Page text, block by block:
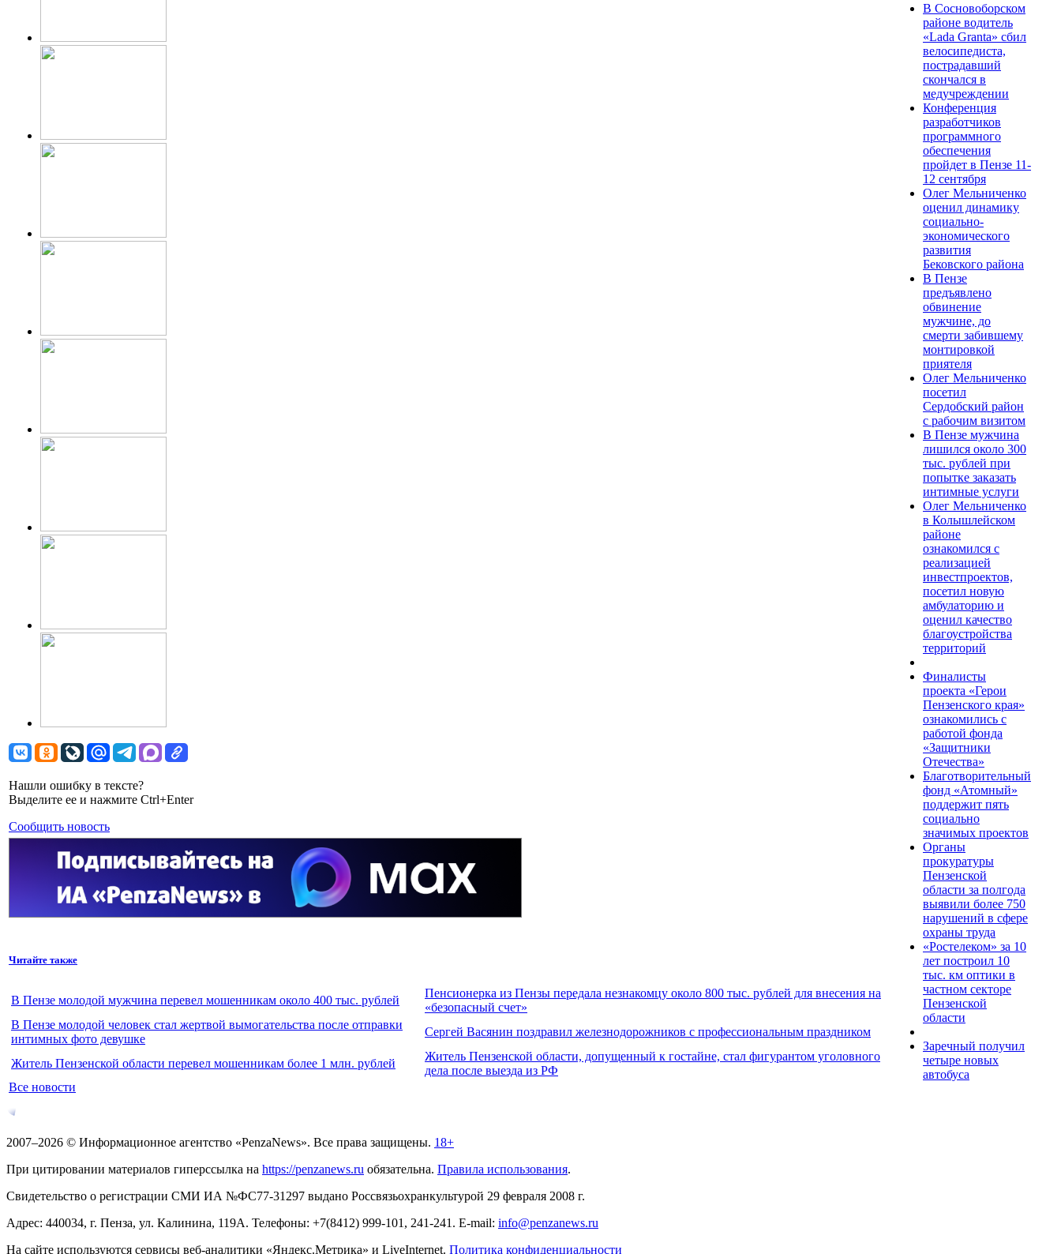
Нашли ошибку в тексте?
Выделите ее и нажмите Ctrl+Enter
Сообщить новость
Читайте также
В Пензе молодой мужчина перевел мошенникам около 400 тыс. рублей
Пенсионерка из Пензы передала незнакомцу около 800 тыс. рублей для внесения на
«безопасный счет»
В Пензе молодой человек стал жертвой вымогательства после отправки
интимных фото девушке
Сергей Васянин поздравил железнодорожников с профессиональным праздником
Житель Пензенской области перевел мошенникам более 1 млн. рублей
Житель Пензенской области, допущенный к гостайне, стал фигурантом уголовного
дела после выезда из РФ
Все новости
В Сосновоборском
районе водитель
«Lada Granta» сбил
велосипедиста,
пострадавший
скончался в
медучреждении
Конференция
разработчиков
программного
обеспечения
пройдет в Пензе 11-
12 сентября
Олег Мельниченко
оценил динамику
социально-
экономического
развития
Бековского района
В Пензе
предъявлено
обвинение
мужчине, до
смерти забившему
монтировкой
приятеля
Олег Мельниченко
посетил
Сердобский район
с рабочим визитом
В Пензе мужчина
лишился около 300
тыс. рублей при
попытке заказать
интимные услуги
Олег Мельниченко
в Колышлейском
районе
ознакомился с
реализацией
инвестпроектов,
посетил новую
амбулаторию и
оценил качество
благоустройства
территорий
Финалисты
проекта «Герои
Пензенского края»
ознакомились с
работой фонда
«Защитники
Отечества»
Благотворительный
фонд «Атомный»
поддержит пять
социально
значимых проектов
Органы
прокуратуры
Пензенской
области за полгода
выявили более 750
нарушений в сфере
охраны труда
«Ростелеком» за 10
лет построил 10
тыс. км оптики в
частном секторе
Пензенской
области
Заречный получил
четыре новых
автобуса
2007–2026 © Информационное агентство «PenzaNews». Все права защищены. 18+
При цитировании материалов гиперссылка на https://penzanews.ru обязательна. Правила использования.
Свидетельство о регистрации СМИ ИА №ФС77-31297 выдано Россвязьохранкультурой 29 февраля 2008 г.
Адрес: 440034, г. Пенза, ул. Калинина, 119А. Телефоны: +7(8412) 999-101, 241-241 . E-mail: info@penzanews.ru
На сайте используются сервисы веб-аналитики «Яндекс.Метрика» и LiveInternet. Политика конфиденциальности